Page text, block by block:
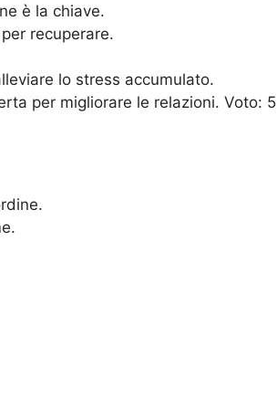
è la chiave.
recuperare.
lo stress accumulato.
per migliorare le relazioni. Voto: 5